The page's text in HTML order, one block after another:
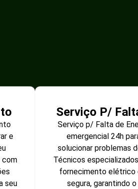
e
com
seu
Serviço P/
Serviço p/ Falta de
emergencial 24h
solucionar problemas
Técnicos
fornecimento elétrico
segura, garantindo